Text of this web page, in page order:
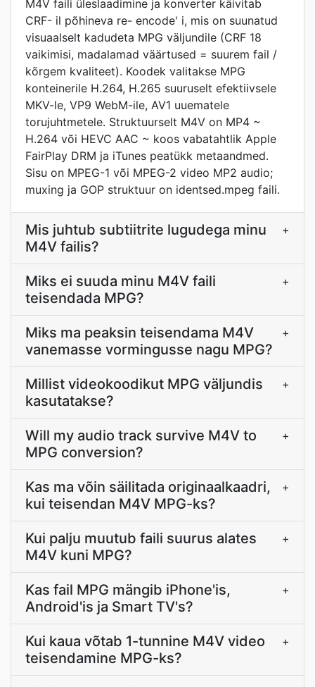
M4V faili üleslaadimine ja konverter käivitab
CRF- il põhineva re- encode' i, mis on suunatud
visuaalselt kadudeta MPG väljundile (CRF 18
vaikimisi, madalamad väärtused = suurem fail /
kõrgem kvaliteet). Koodek valitakse MPG
konteinerile H.264, H.265 suuruselt efektiivsele
MKV-le, VP9 WebM-ile, AV1 uuematele
torujuhtmetele. Struktuurselt M4V on MP4 ~
H.264 või HEVC AAC ~ koos vabatahtlik Apple
FairPlay DRM ja iTunes peatükk metaandmed.
Sisu on MPEG-1 või MPEG-2 video MP2 audio;
muxing ja GOP struktuur on identsed.mpeg faili.
Mis juhtub subtiitrite lugudega minu
M4V failis?
+
Miks ei suuda minu M4V faili
teisendada MPG?
+
Miks ma peaksin teisendama M4V
vanemasse vormingusse nagu MPG?
+
Millist videokoodikut MPG väljundis
kasutatakse?
+
Will my audio track survive M4V to
MPG conversion?
+
Kas ma võin säilitada originaalkaadri,
kui teisendan M4V MPG-ks?
+
Kui palju muutub faili suurus alates
M4V kuni MPG?
+
Kas fail MPG mängib iPhone'is,
Android'is ja Smart TV's?
+
Kui kaua võtab 1-tunnine M4V video
teisendamine MPG-ks?
+